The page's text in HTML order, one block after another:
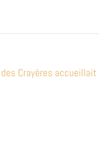
Crayères